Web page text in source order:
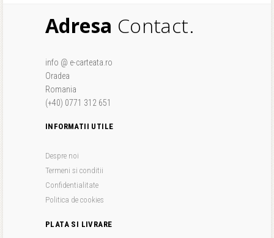
Adresa Contact.
info @ e-carteata.ro
Oradea
Romania
(+40) 0771 312 651
INFORMATII UTILE
Despre noi
Termeni si conditii
Confidentialitate
Politica de cookies
PLATA SI LIVRARE